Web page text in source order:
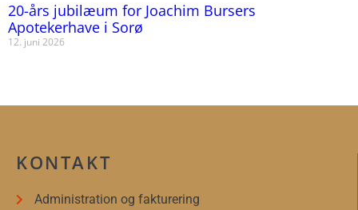
20-års jubilæum for Joachim Bursers
Apotekerhave i Sorø
12. juni 2026
KONTAKT
Administration og fakturering